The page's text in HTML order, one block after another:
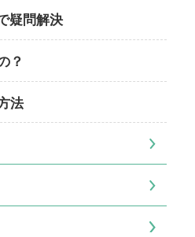
疑問解決
？
法